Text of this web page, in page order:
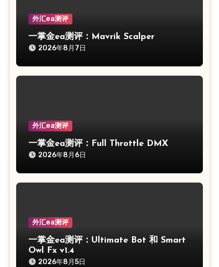
外汇ea测评
一掌金ea测评：Mavrik Scalper
2026年8月7日
外汇ea测评
一掌金ea测评：Full Throttle DMX
2026年8月6日
外汇ea测评
一掌金ea测评：Ultimate Bot 和 Smart
Owl Fx v1.4
2026年8月5日